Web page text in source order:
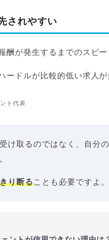
されやすい
酬が発生するまでのスピ
ードルが比較的低い求人
ト代表
け取るのではなく、自分
り断ることも必要ですよ。